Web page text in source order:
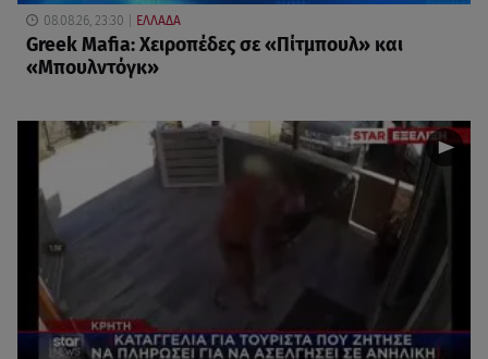
08.08.26, 23:30 ΕΛΛΑΔΑ
Greek Mafia: Χειροπέδες σε «Πίτμπουλ» και
«Μπουλντόγκ»